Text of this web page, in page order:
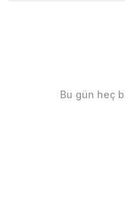
Bu gün heç